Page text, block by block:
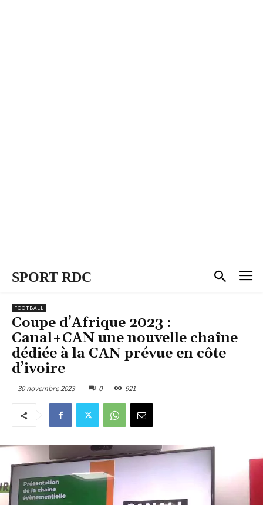
SPORT RDC
FOOTBALL
Coupe d’Afrique 2023 :
Canal+CAN une nouvelle chaîne
dédiée à la CAN prévue en côte
d’ivoire
30 novembre 2023 0 921